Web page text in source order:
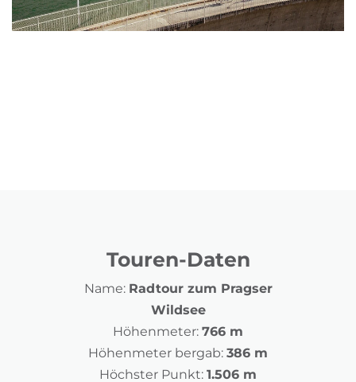
Touren-Daten
Name: Radtour zum Pragser
Wildsee
Höhenmeter: 766 m
Höhenmeter bergab: 386 m
Höchster Punkt: 1.506 m